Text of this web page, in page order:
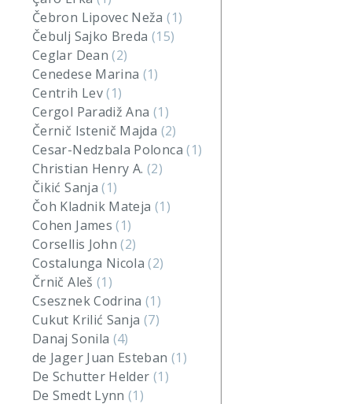
Čebron Lipovec Neža(1)
Čebulj Sajko Breda (15)
Ceglar Dean(2)
Cenedese Marina (1)
Centrih Lev(1)
Cergol Paradiž Ana (1)
Černič Istenič Majda (2)
Cesar-Nedzbala Polonca(1)
Christian Henry A. (2)
Čikić Sanja(1)
Čoh Kladnik Mateja (1)
Cohen James(1)
Corsellis John(2)
Costalunga Nicola(2)
Črnič Aleš (1)
Csesznek Codrina(1)
Cukut Krilić Sanja (7)
Danaj Sonila (4)
de Jager Juan Esteban (1)
De Schutter Helder (1)
De Smedt Lynn(1)